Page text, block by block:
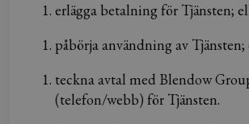
erlägga betalning för Tjänsten;
påbörja användning av
teckna avtal med Blendow
(telefon/webb) för Tjänsten.